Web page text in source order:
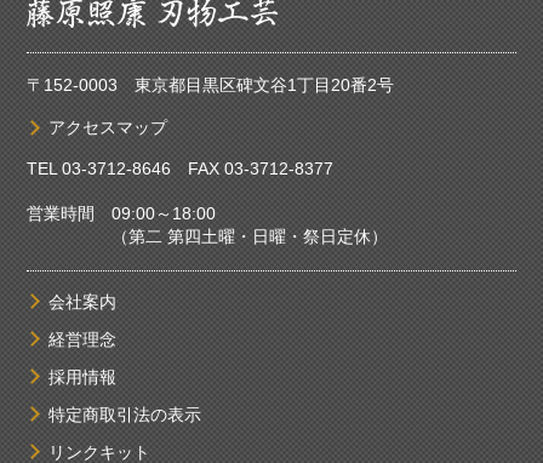
〒152-0003 東京都目黒区碑文谷1丁目20番2号
アクセスマップ
TEL03-3712-8646FAX 03-3712-8377
営業時間 09:00～18:00
（第二 第四土曜・日曜・祭日定休）
会社案内
経営理念
採用情報
特定商取引法の表示
リンクキット